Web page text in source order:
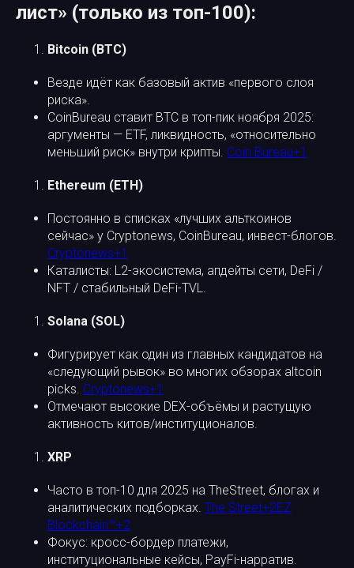
лист» (только из топ-100):
Bitcoin (BTC)
Везде идёт как базовый актив «первого слоя
риска».
CoinBureau ставит BTC в топ-пик ноября 2025:
аргументы — ETF, ликвидность, «относительно
меньший риск» внутри крипты. Coin Bureau+1
Ethereum (ETH)
Постоянно в списках «лучших альткоинов
сейчас» у Cryptonews, CoinBureau, инвест-блогов.
Cryptonews+1
Каталисты: L2-экосистема, апдейты сети, DeFi /
NFT / стабильный DeFi-TVL.
Solana (SOL)
Фигурирует как один из главных кандидатов на
«следующий рывок» во многих обзорах altcoin
picks. Cryptonews+1
Отмечают высокие DEX-объёмы и растущую
активность китов/институционалов.
XRP
Часто в топ-10 для 2025 на TheStreet, блогах и
аналитических подборках. The Street+2EZ
Blockchain™+2
Фокус: кросс-бордер платежи,
институциональные кейсы, PayFi-нарратив.